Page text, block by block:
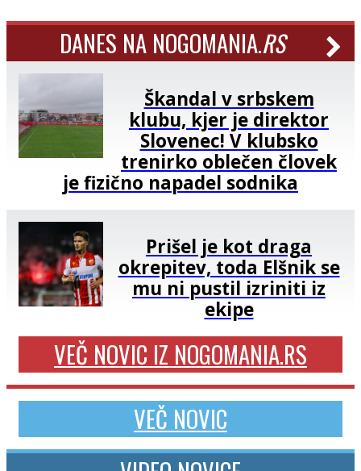
DANES NA NOGOMANIA.RS
Škandal v srbskem
klubu, kjer je direktor
Slovenec! V klubsko
trenirko oblečen človek
je fizično napadel sodnika
Prišel je kot draga
okrepitev, toda Elšnik se
mu ni pustil izriniti iz
ekipe
VEČ NOVIC IZ NOGOMANIA.RS
VEČ NOVIC